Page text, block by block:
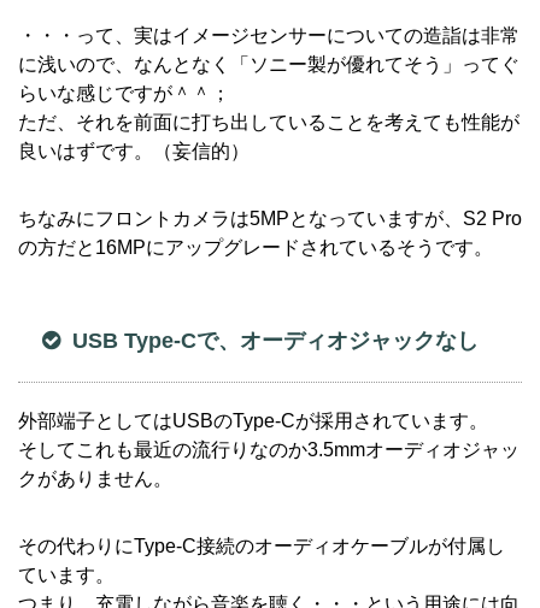
・・・って、実はイメージセンサーについての造詣は非常
に浅いので、なんとなく「ソニー製が優れてそう」ってぐ
らいな感じですが＾＾；
ただ、それを前面に打ち出していることを考えても性能が
良いはずです。（妄信的）
ちなみにフロントカメラは5MPとなっていますが、S2 Pro
の方だと16MPにアップグレードされているそうです。
USB Type-Cで、オーディオジャックなし
外部端子としてはUSBのType-Cが採用されています。
そしてこれも最近の流行りなのか3.5mmオーディオジャッ
クがありません。
その代わりにType-C接続のオーディオケーブルが付属し
ています。